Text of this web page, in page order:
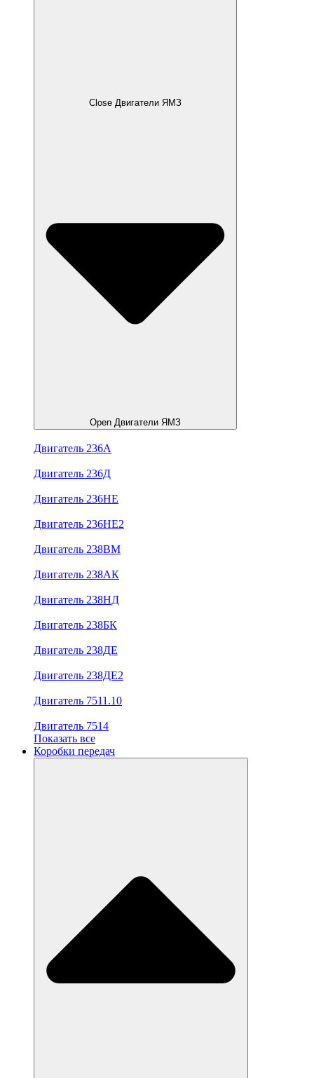
Close Двигатели ЯМЗ
Open Двигатели ЯМЗ
Двигатель 236А
Двигатель 236Д
Двигатель 236НЕ
Двигатель 236НЕ2
Двигатель 238ВМ
Двигатель 238АК
Двигатель 238НД
Двигатель 238БК
Двигатель 238ДЕ
Двигатель 238ДЕ2
Двигатель 7511.10
Двигатель 7514
Показать все
Коробки передач